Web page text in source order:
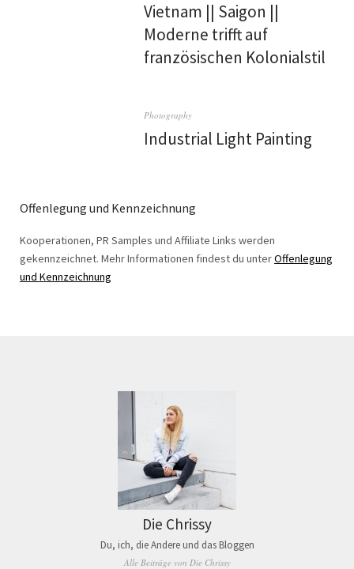
Vietnam || Saigon ||
Moderne trifft auf
französischen Kolonialstil
Photography
Industrial Light Painting
Offenlegung und Kennzeichnung
Kooperationen, PR Samples und Affiliate Links werden
gekennzeichnet. Mehr Informationen findest du unterOffenlegung
und Kennzeichnung
Die Chrissy
Du, ich, die Andere und das Bloggen
Alle Beiträge von Die Chrissy